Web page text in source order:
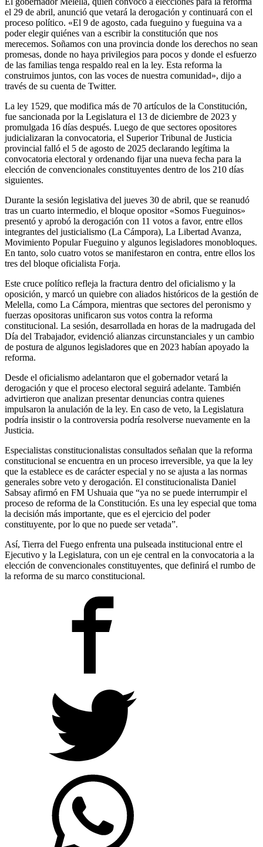
el 29 de abril, anunció que vetará la derogación y continuará con el
proceso político. «El 9 de agosto, cada fueguino y fueguina va a
poder elegir quiénes van a escribir la constitución que nos
merecemos. Soñamos con una provincia donde los derechos no sean
promesas, donde no haya privilegios para pocos y donde el esfuerzo
de las familias tenga respaldo real en la ley. Esta reforma la
construimos juntos, con las voces de nuestra comunidad», dijo a
través de su cuenta de Twitter.
La ley 1529, que modifica más de 70 artículos de la Constitución,
fue sancionada por la Legislatura el 13 de diciembre de 2023 y
promulgada 16 días después. Luego de que sectores opositores
judicializaran la convocatoria, el Superior Tribunal de Justicia
provincial falló el 5 de agosto de 2025 declarando legítima la
convocatoria electoral y ordenando fijar una nueva fecha para la
elección de convencionales constituyentes dentro de los 210 días
siguientes.
Durante la sesión legislativa del jueves 30 de abril, que se reanudó
tras un cuarto intermedio, el bloque opositor «Somos Fueguinos»
presentó y aprobó la derogación con 11 votos a favor, entre ellos
integrantes del justicialismo (La Cámpora), La Libertad Avanza,
Movimiento Popular Fueguino y algunos legisladores monobloques.
En tanto, solo cuatro votos se manifestaron en contra, entre ellos los
tres del bloque oficialista Forja.
Este cruce político refleja la fractura dentro del oficialismo y la
oposición, y marcó un quiebre con aliados históricos de la gestión de
Melella, como La Cámpora, mientras que sectores del peronismo y
fuerzas opositoras unificaron sus votos contra la reforma
constitucional. La sesión, desarrollada en horas de la madrugada del
Día del Trabajador, evidenció alianzas circunstanciales y un cambio
de postura de algunos legisladores que en 2023 habían apoyado la
reforma.
Desde el oficialismo adelantaron que el gobernador vetará la
derogación y que el proceso electoral seguirá adelante. También
advirtieron que analizan presentar denuncias contra quienes
impulsaron la anulación de la ley. En caso de veto, la Legislatura
podría insistir o la controversia podría resolverse nuevamente en la
Justicia.
Especialistas constitucionalistas consultados señalan que la reforma
constitucional se encuentra en un proceso irreversible, ya que la ley
que la establece es de carácter especial y no se ajusta a las normas
generales sobre veto y derogación. El constitucionalista Daniel
Sabsay afirmó en FM Ushuaia que “ya no se puede interrumpir el
proceso de reforma de la Constitución. Es una ley especial que toma
la decisión más importante, que es el ejercicio del poder
constituyente, por lo que no puede ser vetada”.
Así, Tierra del Fuego enfrenta una pulseada institucional entre el
Ejecutivo y la Legislatura, con un eje central en la convocatoria a la
elección de convencionales constituyentes, que definirá el rumbo de
la reforma de su marco constitucional.